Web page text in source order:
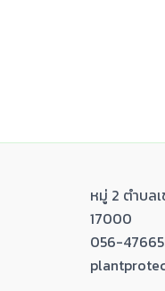
หมู่ 2 ตำบล
17000
056-